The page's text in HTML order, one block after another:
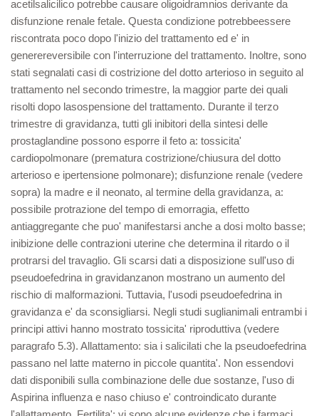
acetilsalicilico potrebbe causare oligoidramnios derivante da
disfunzione renale fetale. Questa condizione potrebbeessere
riscontrata poco dopo l'inizio del trattamento ed e' in
generereversibile con l'interruzione del trattamento. Inoltre, sono
stati segnalati casi di costrizione del dotto arterioso in seguito al
trattamento nel secondo trimestre, la maggior parte dei quali
risolti dopo lasospensione del trattamento. Durante il terzo
trimestre di gravidanza, tutti gli inibitori della sintesi delle
prostaglandine possono esporre il feto a: tossicita'
cardiopolmonare (prematura costrizione/chiusura del dotto
arterioso e ipertensione polmonare); disfunzione renale (vedere
sopra) la madre e il neonato, al termine della gravidanza, a:
possibile protrazione del tempo di emorragia, effetto
antiaggregante che puo' manifestarsi anche a dosi molto basse;
inibizione delle contrazioni uterine che determina il ritardo o il
protrarsi del travaglio. Gli scarsi dati a disposizione sull'uso di
pseudoefedrina in gravidanzanon mostrano un aumento del
rischio di malformazioni. Tuttavia, l'usodi pseudoefedrina in
gravidanza e' da sconsigliarsi. Negli studi suglianimali entrambi i
principi attivi hanno mostrato tossicita' riproduttiva (vedere
paragrafo 5.3). Allattamento: sia i salicilati che la pseudoefedrina
passano nel latte materno in piccole quantita'. Non essendovi
dati disponibili sulla combinazione delle due sostanze, l'uso di
Aspirina influenza e naso chiuso e' controindicato durante